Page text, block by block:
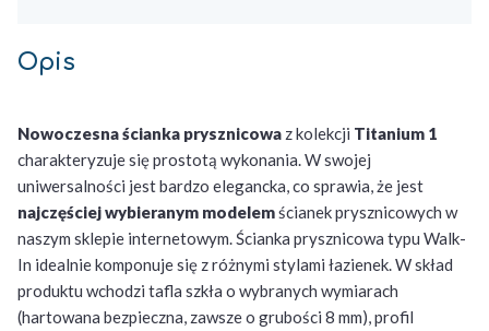
Opis
Nowoczesna ścianka prysznicowa z kolekcji Titanium 1
charakteryzuje się prostotą wykonania. W swojej
uniwersalności jest bardzo elegancka, co sprawia, że jest
najczęściej wybieranym modelemścianek prysznicowych w
naszym sklepie internetowym. Ścianka prysznicowa typu Walk-
In idealnie komponuje się z różnymi stylami łazienek. W skład
produktu wchodzi tafla szkła o wybranych wymiarach
(hartowana bezpieczna, zawsze o grubości 8 mm), profil